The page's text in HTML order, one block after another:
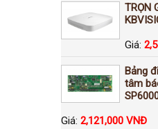
TRỌN
Giá:
Bảng
tâm
Giá: 2,121,000 VNĐ